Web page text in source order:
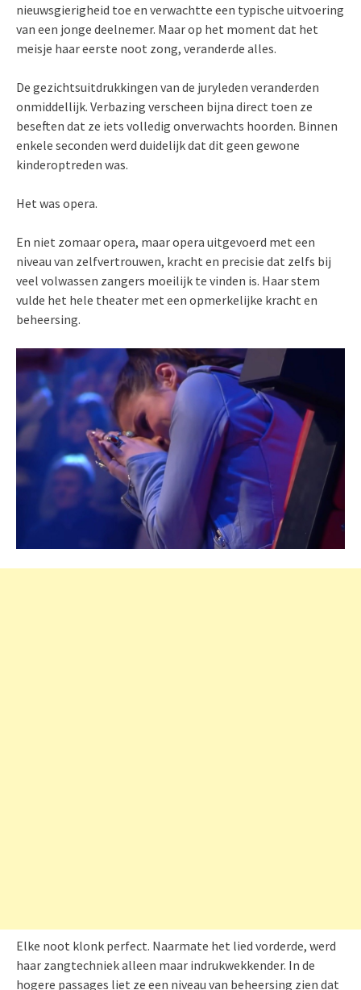
nieuwsgierigheid toe en verwachtte een typische uitvoering
van een jonge deelnemer. Maar op het moment dat het
meisje haar eerste noot zong, veranderde alles.
De gezichtsuitdrukkingen van de juryleden veranderden
onmiddellijk. Verbazing verscheen bijna direct toen ze
beseften dat ze iets volledig onverwachts hoorden. Binnen
enkele seconden werd duidelijk dat dit geen gewone
kinderoptreden was.
Het was opera.
En niet zomaar opera, maar opera uitgevoerd met een
niveau van zelfvertrouwen, kracht en precisie dat zelfs bij
veel volwassen zangers moeilijk te vinden is. Haar stem
vulde het hele theater met een opmerkelijke kracht en
beheersing.
Elke noot klonk perfect. Naarmate het lied vorderde, werd
haar zangtechniek alleen maar indrukwekkender. In de
hogere passages liet ze een niveau van beheersing zien dat